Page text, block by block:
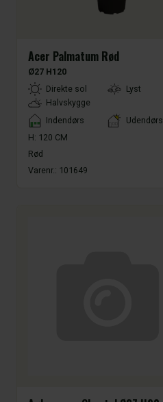
Acer Palmatum Rød
Ø27 H120
LightTypeDirekte sol
Lyst
Halvskygge
Placement
Indendørs
Udendørs
H: 120 CM
Rød
Varenr.: 101649